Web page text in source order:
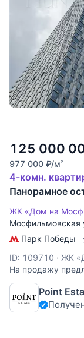
125 000
977 000 ₽/м2
4-комн.
Панорамное
ЖК «Дом на
Мосфильмовская
Парк Победы
ID: 109710 · ЖК
На продажу
планировки,
виды. Высота
Point